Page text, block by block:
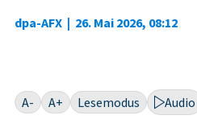
dpa-AFX | 26. Mai 2026, 08:12
A- A+ Lesemodus Audio